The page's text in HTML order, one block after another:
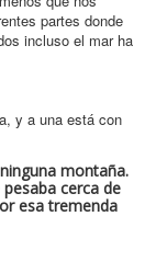
partes donde
incluso el mar ha
y a una está con
montaña.
cerca de
esa tremenda